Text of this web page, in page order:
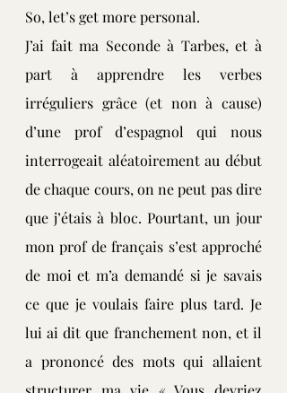
So, let’s get more personal.
J’ai fait ma Seconde à Tarbes, et à
part à apprendre les verbes
irréguliers grâce (et non à cause)
d’une prof d’espagnol qui nous
interrogeait aléatoirement au début
de chaque cours, on ne peut pas dire
que j’étais à bloc. Pourtant, un jour
mon prof de français s’est approché
de moi et m’a demandé si je savais
ce que je voulais faire plus tard. Je
lui ai dit que franchement non, et il
a prononcé des mots qui allaient